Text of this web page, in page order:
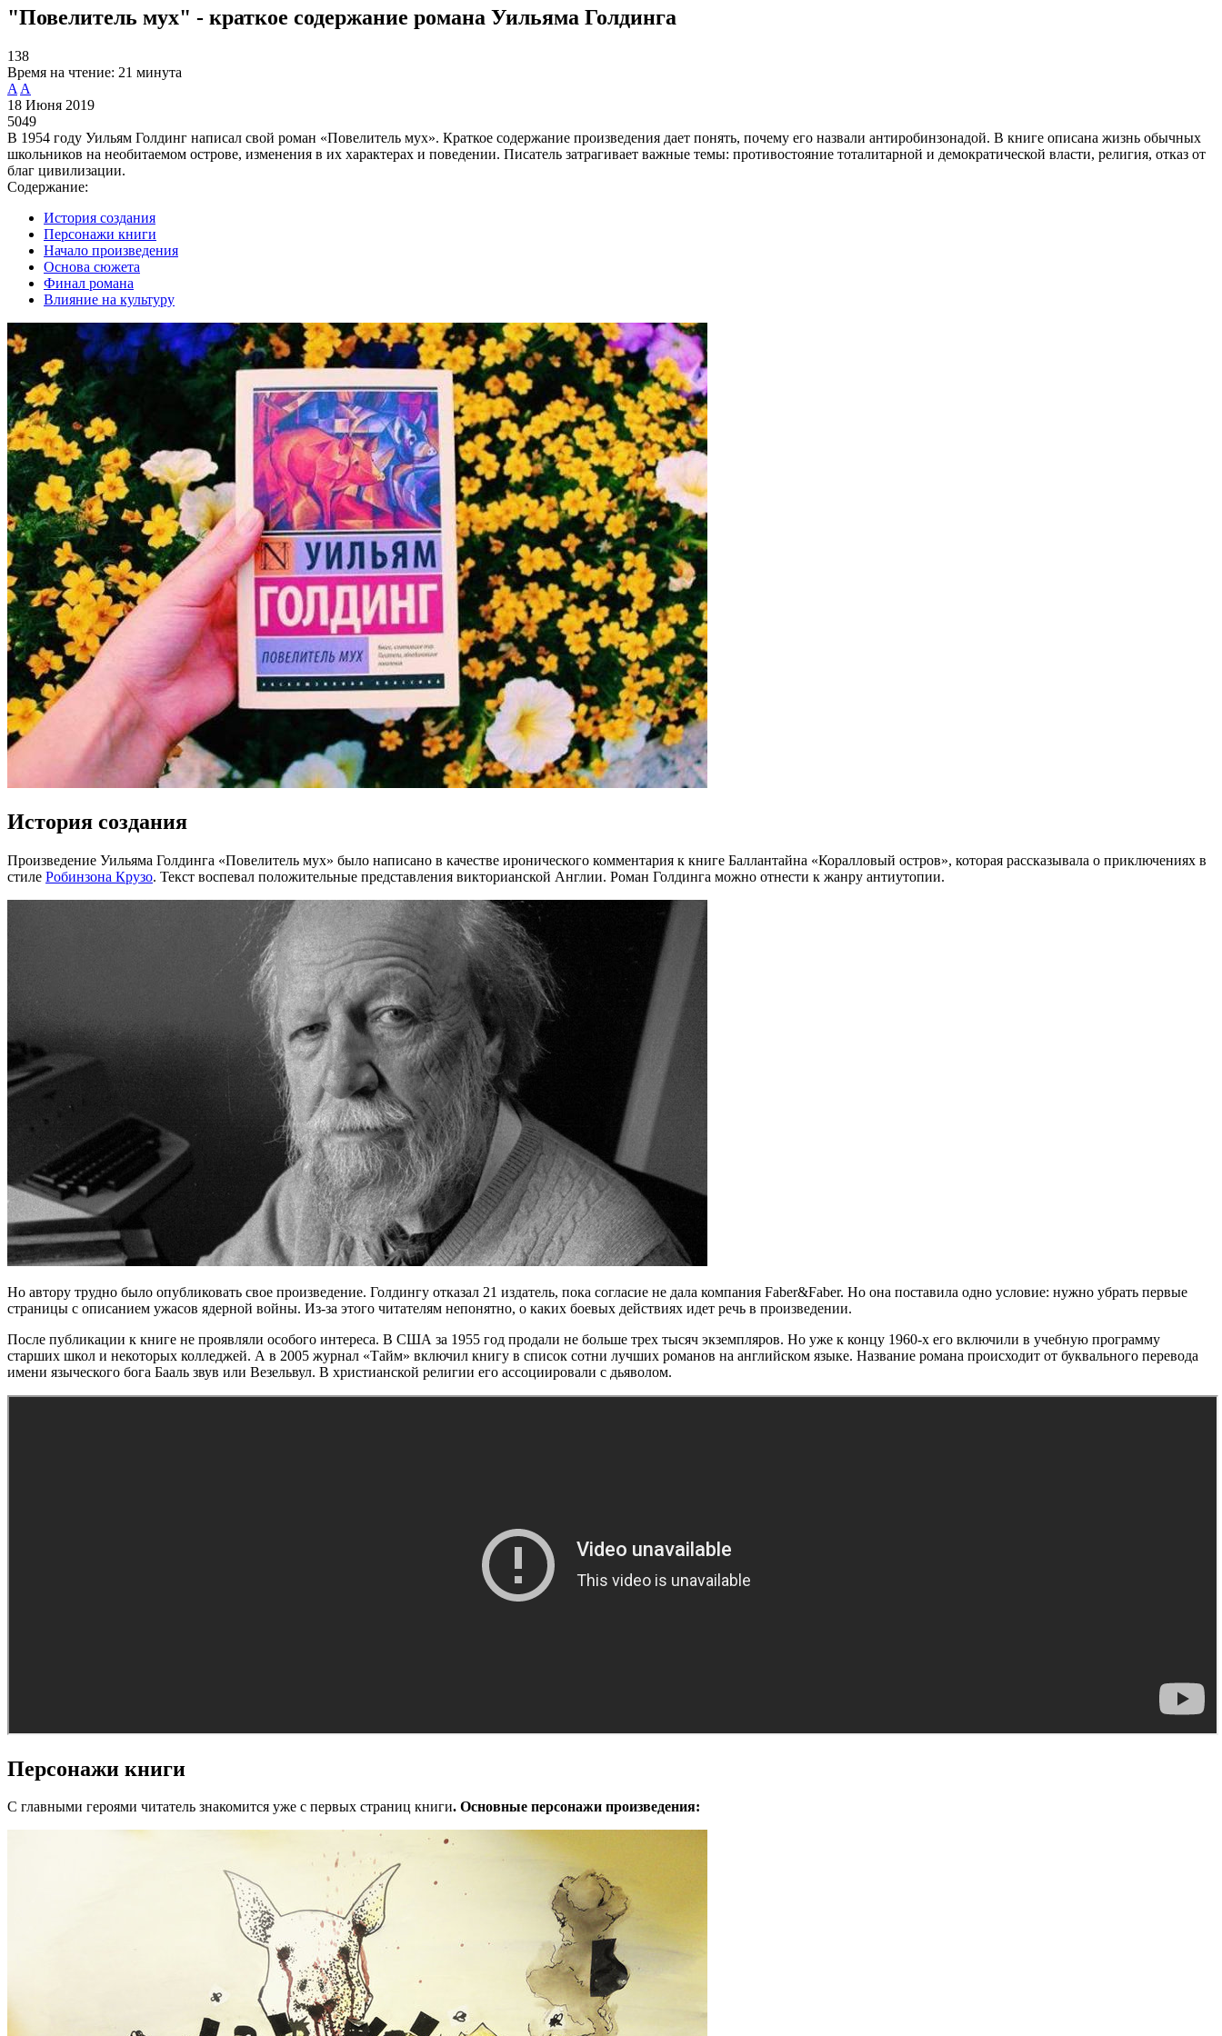
"Повелитель мух" - краткое содержание романа Уильяма Голдинга
138
Время на чтение: 21 минута
A A
18 Июня 2019
5049
В 1954 году Уильям Голдинг написал свой роман «Повелитель мух». Краткое содержание произведения дает понять, почему его назвали антиробинзонадой. В книге описана жизнь обычных
школьников на необитаемом острове, изменения в их характерах и поведении. Писатель затрагивает важные темы: противостояние тоталитарной и демократической власти, религия, отказ от
благ цивилизации.
Содержание:
История создания
Персонажи книги
Начало произведения
Основа сюжета
Финал романа
Влияние на культуру
История создания
Произведение Уильяма Голдинга «Повелитель мух» было написано в качестве иронического комментария к книге Баллантайна «Коралловый остров», которая рассказывала о приключениях в
стиле Робинзона Крузо. Текст воспевал положительные представления викторианской Англии. Роман Голдинга можно отнести к жанру антиутопии.
Но автору трудно было опубликовать свое произведение. Голдингу отказал 21 издатель, пока согласие не дала компания Faber&Faber. Но она поставила одно условие: нужно убрать первые
страницы с описанием ужасов ядерной войны. Из-за этого читателям непонятно, о каких боевых действиях идет речь в произведении.
После публикации к книге не проявляли особого интереса. В США за 1955 год продали не больше трех тысяч экземпляров. Но уже к концу 1960-х его включили в учебную программу
старших школ и некоторых колледжей. А в 2005 журнал «Тайм» включил книгу в список сотни лучших романов на английском языке. Название романа происходит от буквального перевода
имени языческого бога Бааль звув или Везельвул. В христианской религии его ассоциировали с дьяволом.
Персонажи книги
С главными героями читатель знакомится уже с первых страниц книги. Основные персонажи произведения: